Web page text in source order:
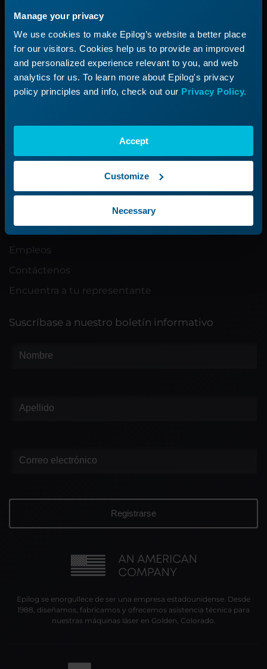
Manage your privacy
We use cookies to make Epilog’s website a better place
for our visitors. Cookies help us to provide an improved
and personalized experience relevant to you, and web
analytics for us. To learn more about Epilog's privacy
policy principles and info, check out our Privacy Policy.
Accept
Customize
Necessary
Producto
Línea de productos
Aplicaciones
Soporte
Proceso de asistencia
Empleos
Contáctenos
Encuentra a tu representante
Suscríbase a nuestro boletín informativo
Epilog se enorgullece de ser una empresa estadounidense. Desde
1988, diseñamos, fabricamos y ofrecemos asistencia técnica para
nuestras máquinas láser en Golden, Colorado.